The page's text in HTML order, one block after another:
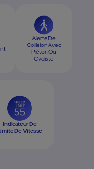
Alerte De
Collision Avec
Piéton Ou
Cycliste
Indicateur De
De Vitesse